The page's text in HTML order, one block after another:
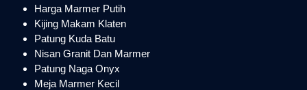
Harga Marmer Putih
Kijing Makam Klaten
Patung Kuda Batu
Nisan Granit Dan Marmer
Patung Naga Onyx
Meja Marmer Kecil